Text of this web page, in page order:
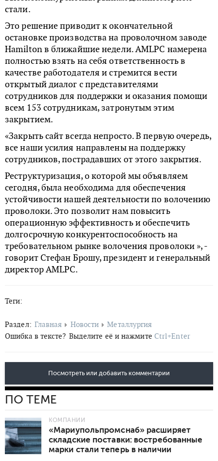
стали.
Это решение приводит к окончательной
остановке производства на проволочном заводе
Hamilton в ближайшие недели. AMLPC намерена
полностью взять на себя ответственность в
качестве работодателя и стремится вести
открытый диалог с представителями
сотрудников для поддержки и оказания помощи
всем 153 сотрудникам, затронутым этим
закрытием.
«Закрыть сайт всегда непросто. В первую очередь,
все наши усилия направлены на поддержку
сотрудников, пострадавших от этого закрытия.
Реструктуризация, о которой мы объявляем
сегодня, была необходима для обеспечения
устойчивости нашей деятельности по волочению
проволоки. Это позволит нам повысить
операционную эффективность и обеспечить
долгосрочную конкурентоспособность на
требовательном рынке волочения проволоки », -
говорит Стефан Брошу, президент и генеральный
директор AMLPC.
Теги:
Раздел: Главная Новости
Металлургия
Ошибка в тексте? Выделите её и нажмите Ctrl+Enter
Посмотреть или добавить комментарии
ПО ТЕМЕ
КОМПАНИИ
«Мариупольпромснаб» расширяет
складские поставки: востребованные
марки стали теперь в наличии